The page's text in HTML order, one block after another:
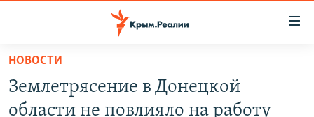
Вернуться
основному
содержанию
СПЕЦПРОЕКТЫ
НОВОСТИ
Землетрясение в Донецкой
области не повлияло на работу